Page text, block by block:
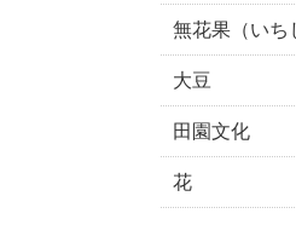
無花果（いち
大豆
田園文化
花